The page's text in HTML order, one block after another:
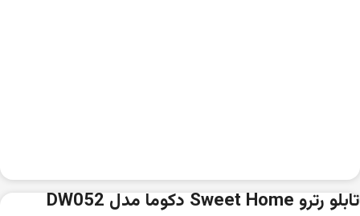
تابلو رترو Sweet Home دکوما مدل DW052